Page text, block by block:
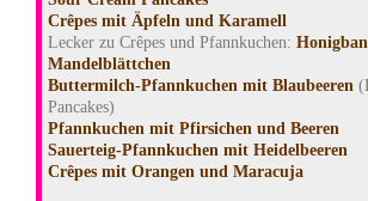
Crêpes mit Äpfeln und Karamell
Lecker zu Crêpes und Pfannkuchen:
Mandelblättchen
Buttermilch-Pfannkuchen mit Blaubeeren
Pancakes)
Pfannkuchen mit Pfirsichen und Beeren
Sauerteig-Pfannkuchen mit Heidelbeeren
Crêpes mit Orangen und Maracuja